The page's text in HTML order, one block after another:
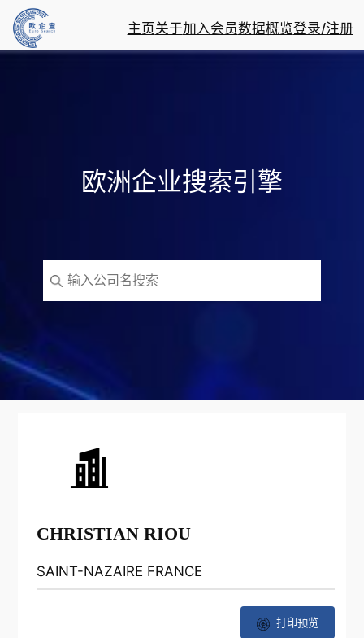
主页关于加入会员数据概览登录/注册
欧洲企业搜索引擎
CHRISTIAN RIOU
SAINT-NAZAIRE FRANCE
打印预览